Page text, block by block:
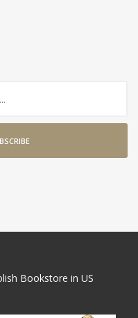
Bookstore in US